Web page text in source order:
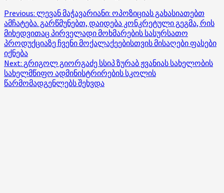
Post
navigation
Previous: ლევან მაჭავარიანი: ოპოზიციას გახასიათებთ
ამჩატება. გარწმუნებთ, დაიდება კონკრეტული გეგმა, რის
მიხედვითაც პირველადი მოხმარების სასურსათო
პროდუქციაზე ჩვენი მოქალაქეებისთვის მისაღები ფასები
იქნება
Next: გრიგოლ გიორგაძე სსიპ ზურაბ ჟვანიას სახელობის
სახელმწიფო ადმინისტრირების სკოლის
წარმომადგენლებს შეხვდა